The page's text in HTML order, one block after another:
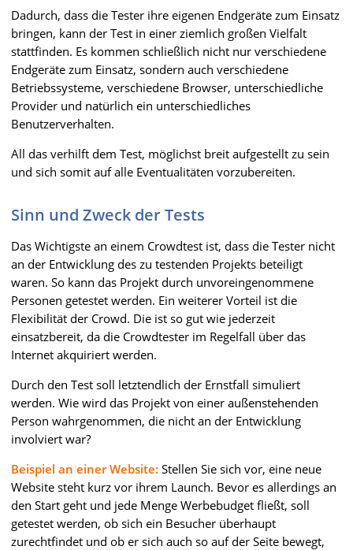
Dadurch, dass die Tester ihre eigenen Endgeräte zum Einsatz
bringen, kann der Test in einer ziemlich großen Vielfalt
stattfinden. Es kommen schließlich nicht nur verschiedene
Endgeräte zum Einsatz, sondern auch verschiedene
Betriebssysteme, verschiedene Browser, unterschiedliche
Provider und natürlich ein unterschiedliches
Benutzerverhalten.
All das verhilft dem Test, möglichst breit aufgestellt zu sein
und sich somit auf alle Eventualitäten vorzubereiten.
Sinn und Zweck der Tests
Das Wichtigste an einem Crowdtest ist, dass die Tester nicht
an der Entwicklung des zu testenden Projekts beteiligt
waren. So kann das Projekt durch unvoreingenommene
Personen getestet werden. Ein weiterer Vorteil ist die
Flexibilität der Crowd. Die ist so gut wie jederzeit
einsatzbereit, da die Crowdtester im Regelfall über das
Internet akquiriert werden.
Durch den Test soll letztendlich der Ernstfall simuliert
werden. Wie wird das Projekt von einer außenstehenden
Person wahrgenommen, die nicht an der Entwicklung
involviert war?
Beispiel an einer Website: Stellen Sie sich vor, eine neue
Website steht kurz vor ihrem Launch. Bevor es allerdings an
den Start geht und jede Menge Werbebudget fließt, soll
getestet werden, ob sich ein Besucher überhaupt
zurechtfindet und ob er sich auch so auf der Seite bewegt,